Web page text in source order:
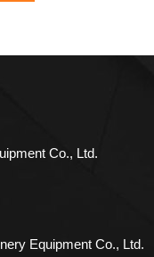
Co., Ltd.
Equipment Co., Ltd.